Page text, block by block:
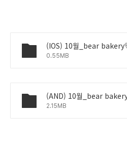
(IOS) 10월_bear
0.55MB
(AND) 10월_bear
2.15MB